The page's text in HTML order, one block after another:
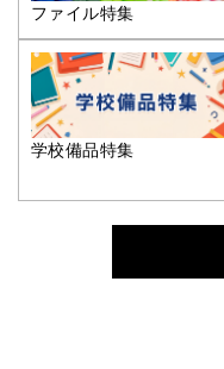
ファイル特集
学校備品特集